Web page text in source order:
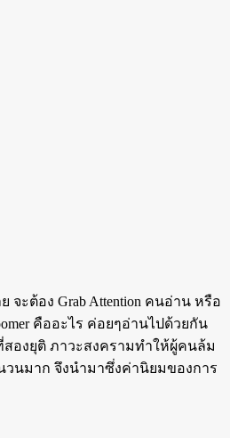
จะต้อง Grab Attention คนอ่าน หรือ
คืออะไร ค่อยๆอ่านไปด้วยกัน
สองยุติ ภาวะสงครามทำให้ผู้คนล้ม
วนมาก จึงนำมาซึ่งค่านิยมของการ